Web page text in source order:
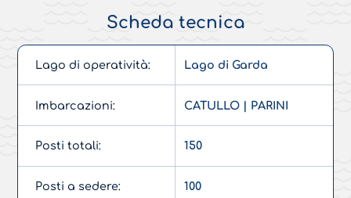
Scheda tecnica
Lago di operatività: Lago di Garda
Imbarcazioni: CATULLO | PARINI
Posti totali: 150
Posti a sedere: 100